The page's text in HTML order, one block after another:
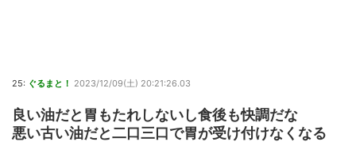
25: ぐるまと！ 2023/12/09(土) 20:21:26.03
良い油だと胃もたれしないし食後も快調だな
悪い古い油だと二口三口で胃が受け付けなくなる